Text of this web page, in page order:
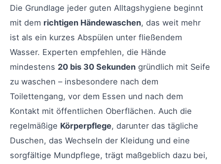
Die Grundlage jeder guten Alltagshygiene beginnt
mit dem richtigen Händewaschen, das weit mehr
ist als ein kurzes Abspülen unter fließendem
Wasser. Experten empfehlen, die Hände
mindestens 20 bis 30 Sekunden gründlich mit Seife
zu waschen – insbesondere nach dem
Toilettengang, vor dem Essen und nach dem
Kontakt mit öffentlichen Oberflächen. Auch die
regelmäßige Körperpflege, darunter das tägliche
Duschen, das Wechseln der Kleidung und eine
sorgfältige Mundpflege, trägt maßgeblich dazu bei,